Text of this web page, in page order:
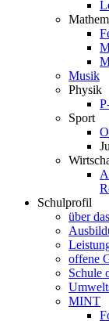
Musik
Physik
Sport
Schulprofil
über
offene
Schule
MINT